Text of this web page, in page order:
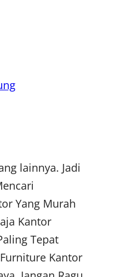
lainnya. Jadi
Yang Murah
Kantor
Tepat
Kantor